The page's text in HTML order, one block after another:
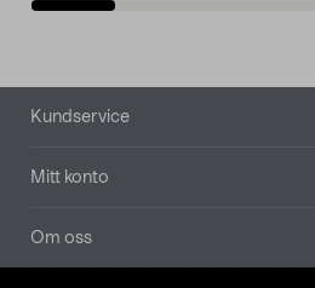
Sidfot
Kundservice
Mitt konto
Om oss